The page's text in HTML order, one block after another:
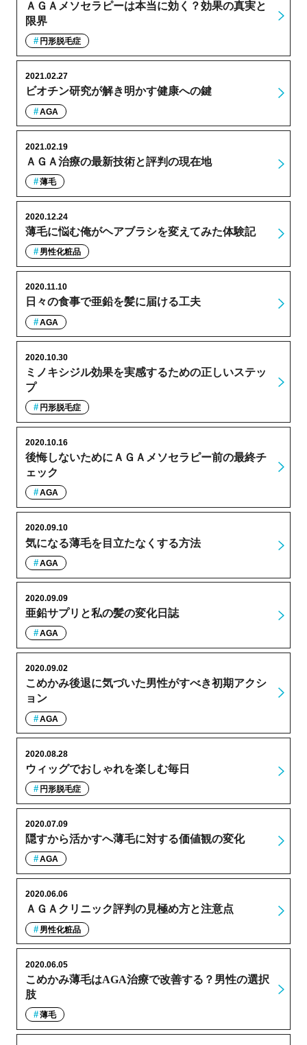
ＡＧＡメソセラピーは本当に効く？効果の真実と
限界
円形脱毛症
ビオチン研究が解き明かす健康への鍵
2021.02.27
AGA
ＡＧＡ治療の最新技術と評判の現在地
2021.02.19
薄毛
薄毛に悩む俺がヘアブラシを変えてみた体験記
2020.12.24
男性化粧品
日々の食事で亜鉛を髪に届ける工夫
2020.11.10
AGA
ミノキシジル効果を実感するための正しいステッ
プ
2020.10.30
円形脱毛症
後悔しないためにＡＧＡメソセラピー前の最終チ
ェック
2020.10.16
AGA
気になる薄毛を目立たなくする方法
2020.09.10
AGA
亜鉛サプリと私の髪の変化日誌
2020.09.09
AGA
こめかみ後退に気づいた男性がすべき初期アクシ
ョン
2020.09.02
AGA
ウィッグでおしゃれを楽しむ毎日
2020.08.28
円形脱毛症
隠すから活かすへ薄毛に対する価値観の変化
2020.07.09
AGA
ＡＧＡクリニック評判の見極め方と注意点
2020.06.06
男性化粧品
こめかみ薄毛はAGA治療で改善する？男性の選択
肢
2020.06.05
薄毛